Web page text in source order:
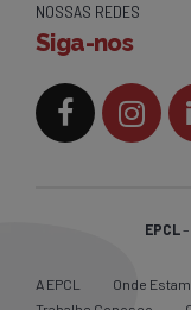
NOSSAS REDES
Siga-nos
EPCL
A EPCL Onde